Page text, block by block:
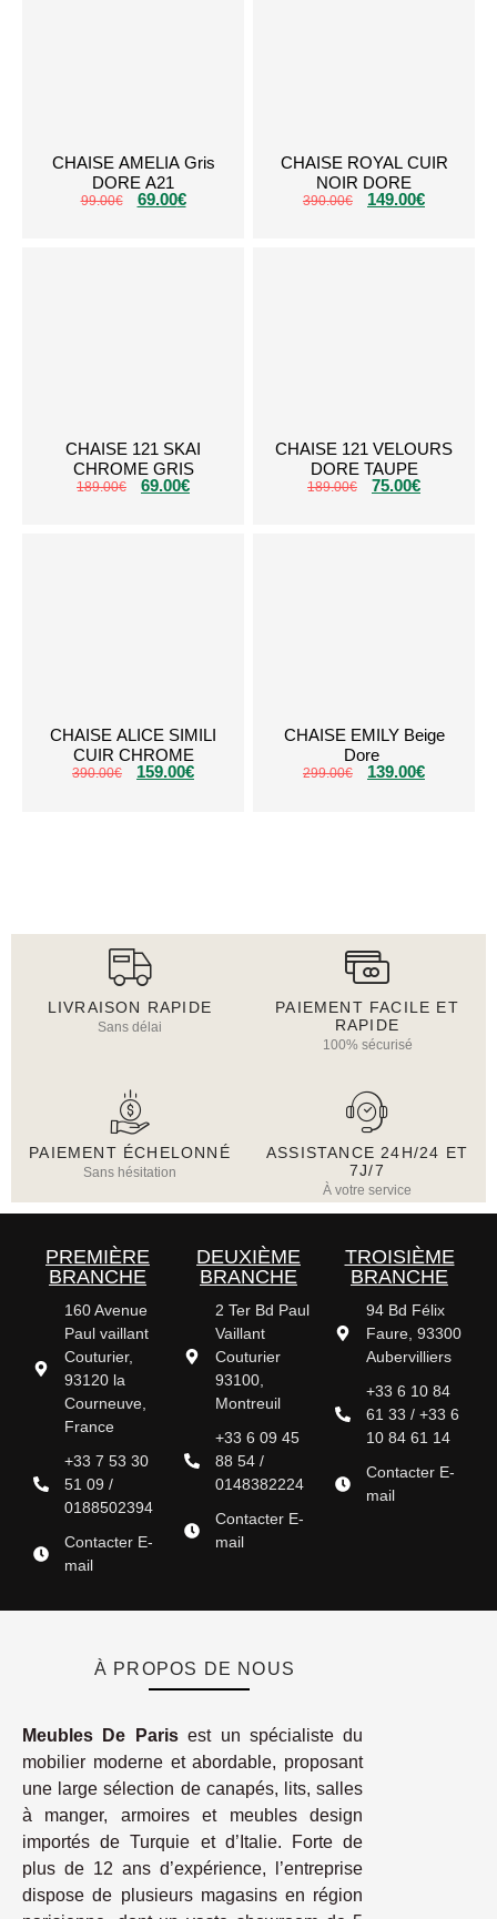
CHAISE AMELIA Gris
DORE A21
99.00€ 69.00€
CHAISE ROYAL CUIR
NOIR DORE
390.00€ 149.00€
CHAISE 121 SKAI
CHROME GRIS
189.00€ 69.00€
CHAISE 121 VELOURS
DORE TAUPE
189.00€ 75.00€
CHAISE ALICE SIMILI
CUIR CHROME
390.00€ 159.00€
CHAISE EMILY Beige
Dore
299.00€ 139.00€
LIVRAISON RAPIDE
Sans délai
PAIEMENT FACILE ET
RAPIDE
100% sécurisé
PAIEMENT ÉCHELONNÉ
Sans hésitation
ASSISTANCE 24H/24 ET
7J/7
À votre service
PREMIÈRE
BRANCHE
160 Avenue
Paul vaillant
Couturier,
93120 la
Courneuve,
France
+33 7 53 30
51 09 /
0188502394
Contacter E-
mail
DEUXIÈME
BRANCHE
2 Ter Bd Paul
Vaillant
Couturier
93100,
Montreuil
+33 6 09 45
88 54 /
0148382224
Contacter E-
mail
TROISIÈME
BRANCHE
94 Bd Félix
Faure, 93300
Aubervilliers
+33 6 10 84
61 33 / +33 6
10 84 61 14
Contacter E-
mail
À PROPOS DE NOUS
Meubles De Parisest un spécialiste du
mobilier moderne et abordable, proposant
une large sélection de canapés, lits, salles
à manger, armoires et meubles design
importés de Turquie et d’Italie. Forte de
plus de 12 ans d’expérience, l’entreprise
dispose de plusieurs magasins en région